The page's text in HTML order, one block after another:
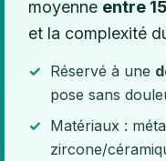
moyenne entre
et la complexité
Réservé à une
pose sans
Matériaux :
zircone/